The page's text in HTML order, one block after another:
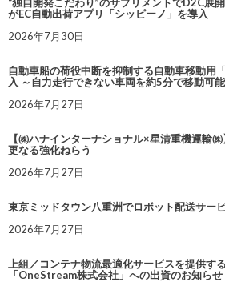
“独自開発こだわり”のサプリメントでD2C展
がEC自動出荷アプリ「シッピーノ」を導入
2026年7月30日
自動車船の荷役中断を抑制する自動車移動用
入 ～自力走行できない車両を約5分で移動可
2026年7月27日
【㈱ハナインターナショナル×星清重機運輸
更なる強化ねらう
2026年7月27日
東京ミッドタウン八重洲でロボット配送サー
2026年7月27日
上組／コンテナ物流最適化サービスを提供す
「OneStream株式会社」への出資のお知らせ